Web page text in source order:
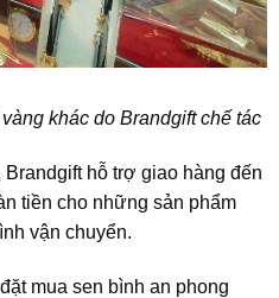
khác do Brandgift chế tác
hỗ trợ giao hàng đến
tiền cho những sản phẩm
vận chuyển.
mua sen bình an phong